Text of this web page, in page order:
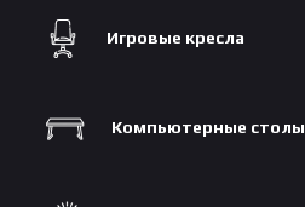
Игровые кресла
Компьютерные столы